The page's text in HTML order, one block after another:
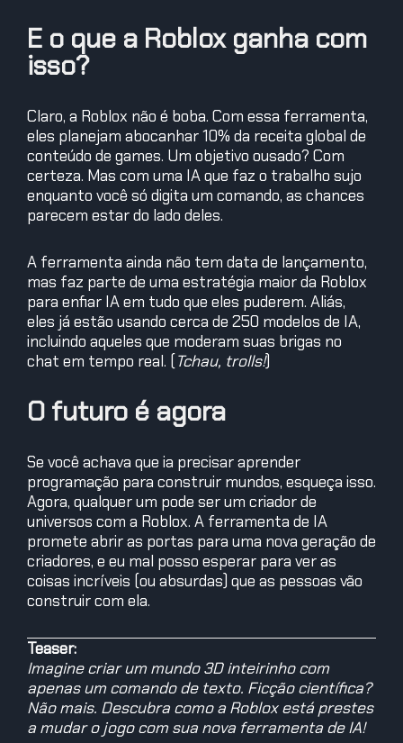
E o que a Roblox ganha com
isso?
Claro, a Roblox não é boba. Com essa ferramenta,
eles planejam abocanhar 10% da receita global de
conteúdo de games. Um objetivo ousado? Com
certeza. Mas com uma IA que faz o trabalho sujo
enquanto você só digita um comando, as chances
parecem estar do lado deles.
A ferramenta ainda não tem data de lançamento,
mas faz parte de uma estratégia maior da Roblox
para enfiar IA em tudo que eles puderem. Aliás,
eles já estão usando cerca de 250 modelos de IA,
incluindo aqueles que moderam suas brigas no
chat em tempo real. (Tchau, trolls!)
O futuro é agora
Se você achava que ia precisar aprender
programação para construir mundos, esqueça isso.
Agora, qualquer um pode ser um criador de
universos com a Roblox. A ferramenta de IA
promete abrir as portas para uma nova geração de
criadores, e eu mal posso esperar para ver as
coisas incríveis (ou absurdas) que as pessoas vão
construir com ela.
Teaser:
Imagine criar um mundo 3D inteirinho com
apenas um comando de texto. Ficção científica?
Não mais. Descubra como a Roblox está prestes
a mudar o jogo com sua nova ferramenta de IA!